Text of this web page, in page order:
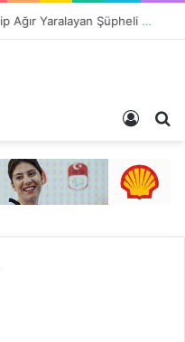
Ortopedik Engelli Bireyi Darbedip Ağır Yaralayan Şüpheli Tutuklandı
Giriş